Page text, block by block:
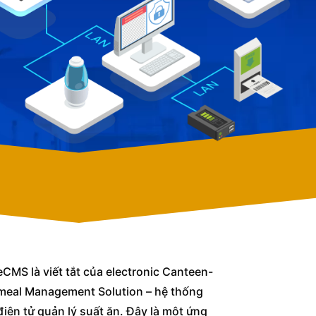
là viết tắt của electronic Canteen-
Management Solution – hệ thống
tử quản lý suất ăn. Đây là một ứng